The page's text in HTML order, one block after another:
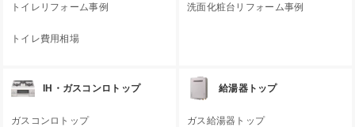
トイレリフォーム事例
トイレ費用相場
洗面化粧台リフォーム事例
IH・ガスコンロトップ
ガスコンロトップ
給湯器トップ
ガス給湯器トップ